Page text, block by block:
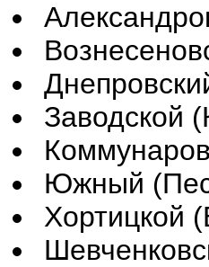
Заводской
Южный
Хортицкой